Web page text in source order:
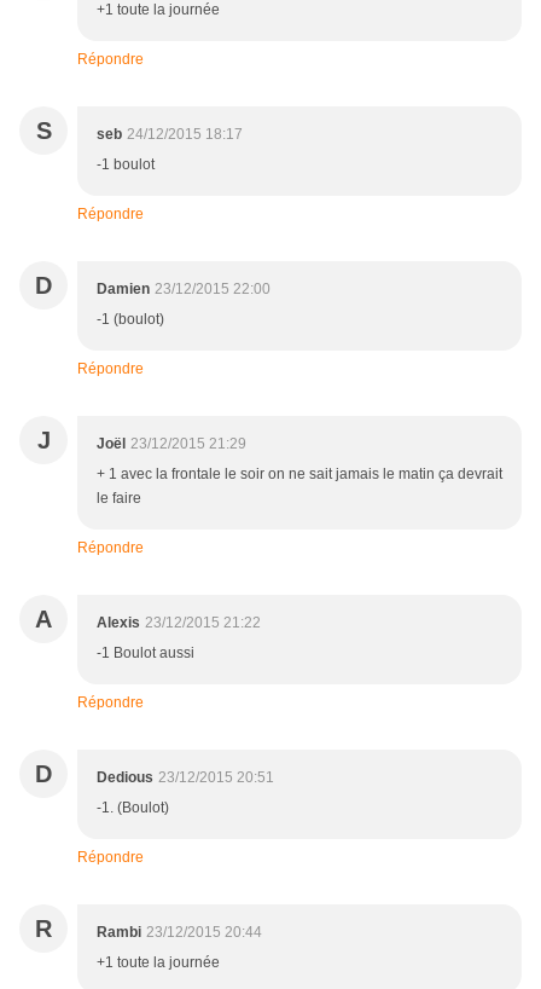
+1 toute la journée
Répondre
S seb 24/12/2015 18:17
-1 boulot
Répondre
D Damien 23/12/2015 22:00
-1 (boulot)
Répondre
J Joël 23/12/2015 21:29
+ 1 avec la frontale le soir on ne sait jamais le matin ça devrait
le faire
Répondre
A Alexis 23/12/2015 21:22
-1 Boulot aussi
Répondre
D Dedious 23/12/2015 20:51
-1. (Boulot)
Répondre
R Rambi 23/12/2015 20:44
+1 toute la journée